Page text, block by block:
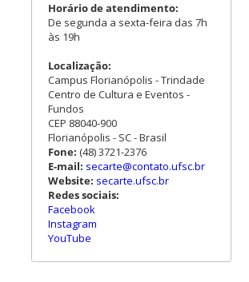
Horário de atendimento:
De segunda a sexta-feira das 7h
às 19h
Localização:
Campus Florianópolis - Trindade
Centro de Cultura e Eventos -
Fundos
CEP 88040-900
Florianópolis - SC - Brasil
Fone: (48) 3721-2376
E-mail: secarte@contato.ufsc.br
Website: secarte.ufsc.br
Redes sociais:
Facebook
Instagram
YouTube